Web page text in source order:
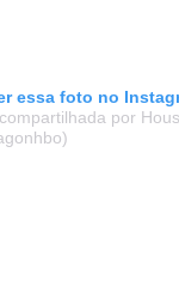
essa foto no
por